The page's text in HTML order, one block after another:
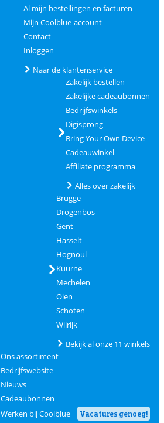
Al mijn bestellingen en facturen
Mijn Coolblue-account
Contact
Inloggen
Naar de klantenservice
Zakelijk bestellen
Zakelijke cadeaubonnen
Bedrijfswinkels
Digisprong
Bring Your Own Device
Cadeauwinkel
Affiliate programma
Alles over zakelijk
Brugge
Drogenbos
Gent
Hasselt
Hognoul
Kuurne
Mechelen
Olen
Schoten
Wilrijk
Bekijk al onze 11 winkels
Ons assortiment
Bedrijfswebsite
Nieuws
Cadeaubonnen
Werken bij Coolblue
Vacatures genoeg!